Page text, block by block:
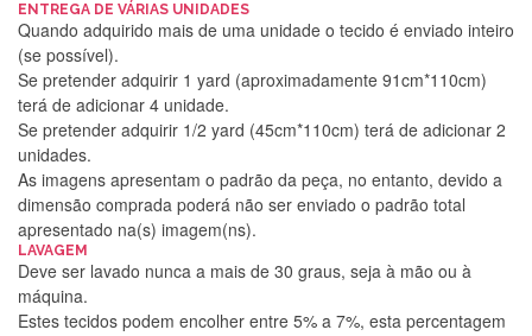
ENTREGA DE VÁRIAS UNIDADES
Quando adquirido mais de uma unidade o tecido é enviado inteiro
(se possível).
Se pretender adquirir 1 yard (aproximadamente 91cm*110cm)
terá de adicionar 4 unidade.
Se pretender adquirir 1/2 yard (45cm*110cm) terá de adicionar 2
unidades.
As imagens apresentam o padrão da peça, no entanto, devido a
dimensão comprada poderá não ser enviado o padrão total
apresentado na(s) imagem(ns).
LAVAGEM
Deve ser lavado nunca a mais de 30 graus, seja à mão ou à
máquina.
Estes tecidos podem encolher entre 5% a 7%, esta percentagem